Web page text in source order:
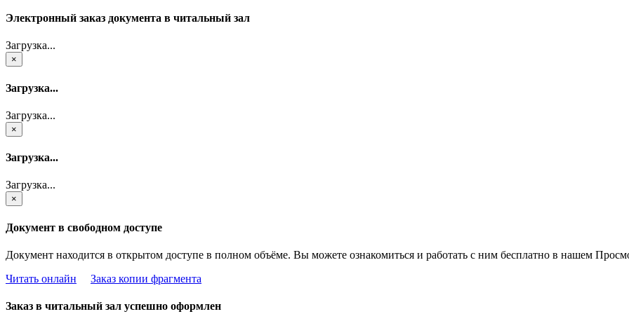
Электронный заказ документа в читальный зал
Загрузка...
×
Загрузка...
Загрузка...
×
Загрузка...
Загрузка...
×
Документ в свободном доступе
Документ находится в открытом доступе в полном объёме. Вы можете ознакомиться и работать с ним бесплатно в нашем
Читать онлайн
Заказ копии фрагмента
Заказ в читальный зал успешно оформлен